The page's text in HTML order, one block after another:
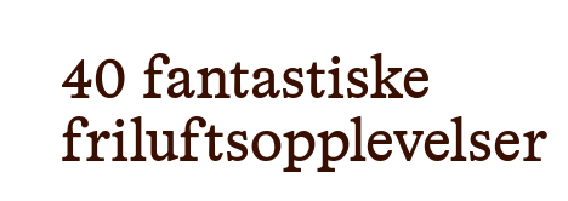
40 fantastiske
friluftsopplevelser